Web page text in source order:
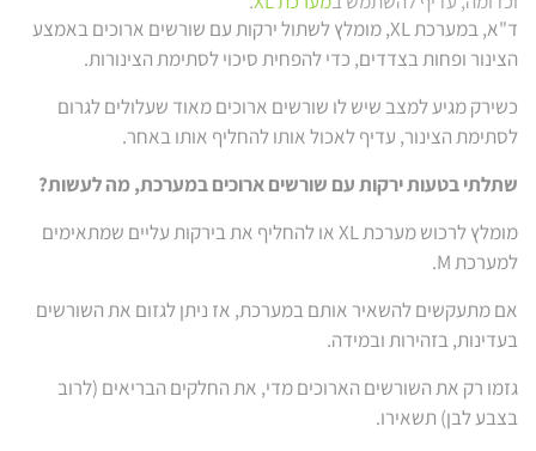
ד"א, במערכת XL, מומלץ לשתול ירקות עם שורשים ארוכים באמצע
הצינור ופחות בצדדים, כדי להפחית סיכוי לסתימת הצינורות.
כשירק מגיע למצב שיש לו שורשים ארוכים מאוד שעלולים לגרום
לסתימת הצינור, עדיף לאכול אותו להחליף אותו באחר.
שתלתי בטעות ירקות עם שורשים ארוכים במערכת, מה לעשות?
מומלץ לרכוש מערכת XL או להחליף את בירקות עליים שמתאימים
למערכת M.
אם מתעקשים להשאיר אותם במערכת, אז ניתן לגזום את השורשים
בעדינות, בזהירות ובמידה.
גזמו רק את השורשים הארוכים מדי, את החלקים הבריאים (לרוב
בצבע לבן) תשאירו.